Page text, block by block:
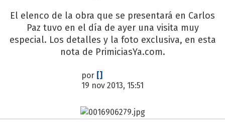
El elenco de la obra que se presentará en Carlos
Paz tuvo en el día de ayer una visita muy
especial. Los detalles y la foto exclusiva, en esta
nota de PrimiciasYa.com.
por []
19 nov 2013, 15:51